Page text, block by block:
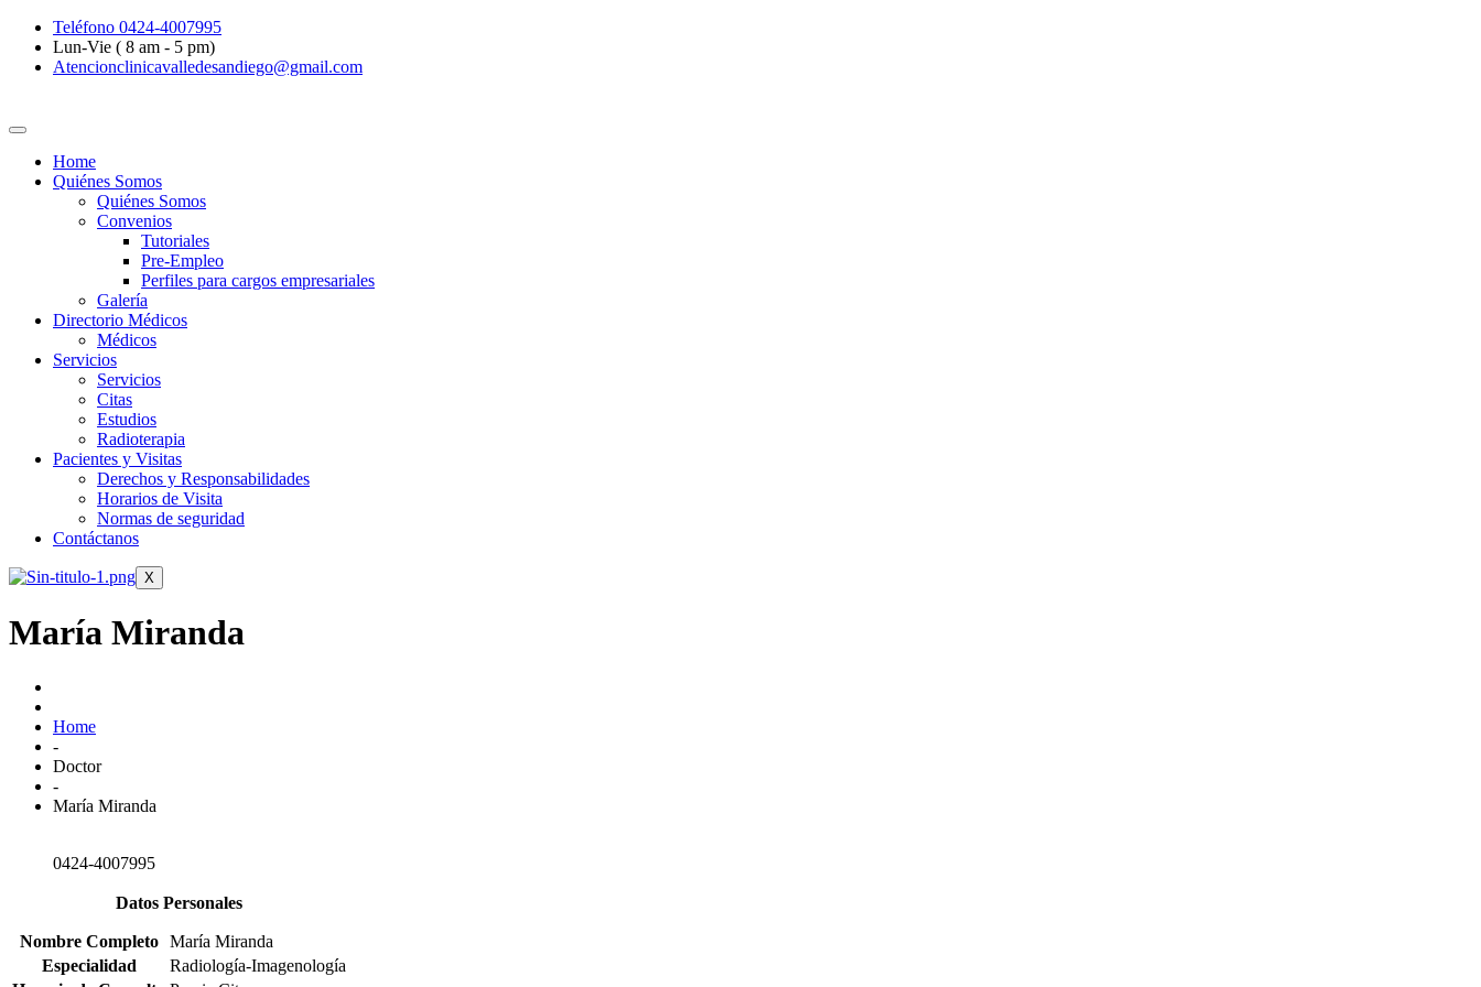
Teléfono 0424-4007995
Lun-Vie ( 8 am - 5 pm)
Atencionclinicavalledesandiego@gmail.com
Home
Quiénes Somos
Quiénes Somos
Convenios
Tutoriales
Pre-Empleo
Perfiles para cargos empresariales
Galería
Directorio Médicos
Médicos
Servicios
Servicios
Citas
Estudios
Radioterapia
Pacientes y Visitas
Derechos y Responsabilidades
Horarios de Visita
Normas de seguridad
Contáctanos
X
María Miranda
Home
-
Doctor
-
María Miranda
0424-4007995
Datos Personales
Nombre Completo
María Miranda
Especialidad
Radiología-Imagenología